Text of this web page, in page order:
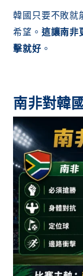
韓國只要不敗就
希望。 這讓南非
擊就好 。
南非對韓